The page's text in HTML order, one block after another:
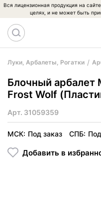
Вся лицензионная продукция на
целях, и не может быть
Луки, Арбалеты, Рогатки
Блочный арбалет
Frost Wolf
Арт. 31059359
МСК: Под заказ СПБ:
Добавить в